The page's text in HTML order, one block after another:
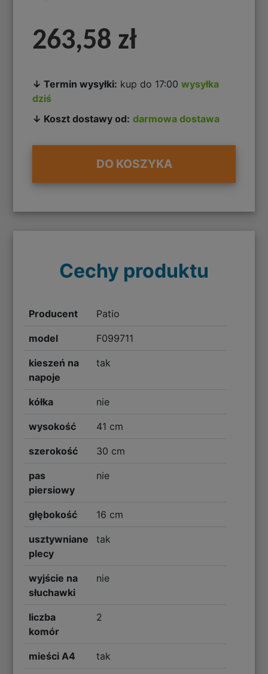
263,58 zł
↓ Termin wysyłki: kup do 17:00wysyłka
dziś
↓ Koszt dostawy od: darmowa dostawa
DO KOSZYKA
Cechy produktu
Producent Patio
model F099711
kieszeń na
napoje
tak
kółka nie
wysokość 41 cm
szerokość 30 cm
pas
piersiowy
nie
głębokość 16 cm
usztywniane
plecy
tak
wyjście na
słuchawki
nie
liczba
komór
2
mieści A4 tak